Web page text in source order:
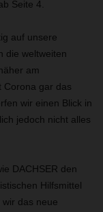
Seite 4.
auf unsere
die weltweiten
am
Corona gar das
wir einen Blick in
jedoch nicht alles
DACHSER den
Hilfsmittel
das neue